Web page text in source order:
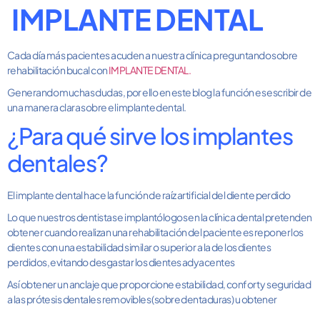
IMPLANTE DENTAL
Cada día más pacientes acuden a nuestra clínica preguntando sobre
rehabilitación bucal conIMPLANTE DENTAL.
Generando muchas dudas, por ello en este blog la función es escribir de
una manera clara sobre el implante dental.
¿Para qué sirve los implantes
dentales?
El implante dental hace la función de raíz artificial del diente perdido
Lo que nuestros dentistas e implantólogos en la clínica dental pretenden
obtener cuando realizan una rehabilitación del paciente es reponer los
dientes con una estabilidad similar o superior a la de los dientes
perdidos, evitando desgastar los dientes adyacentes
Así obtener un anclaje que proporcione estabilidad, confort y seguridad
a las prótesis dentales removibles (sobre dentaduras) u obtener